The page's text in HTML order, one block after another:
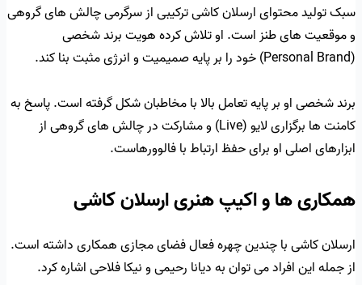
سبک تولید محتوای ارسلان کاشی ترکیبی از سرگرمی چالش های گروهی
و موقعیت های طنز است. او تلاش کرده هویت برند شخصی
(Personal Brand) خود را بر پایه صمیمیت و انرژی مثبت بنا کند.
برند شخصی او بر پایه تعامل بالا با مخاطبان شکل گرفته است. پاسخ به
کامنت ها برگزاری لایو (Live) و مشارکت در چالش های گروهی از
ابزارهای اصلی او برای حفظ ارتباط با فالوورهاست.
همکاری ها و اکیپ هنری ارسلان کاشی
ارسلان کاشی با چندین چهره فعال فضای مجازی همکاری داشته است.
از جمله این افراد می توان به دیانا رحیمی و نیکا فلاحی اشاره کرد.